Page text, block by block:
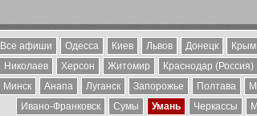
Все афиши Одесса Киев Львов Донецк Крым
Николаев
Херсон Житомир Краснодар (Россия)
Минск
Анапа Луганск Запорожье Полтава
Ивано-Франковск
Сумы Умань Черкассы